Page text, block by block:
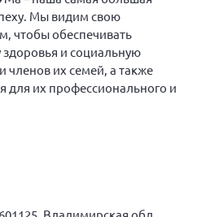
Мы видим свою
чтобы обеспечивать
и социальную
членов их семей, а также
для их профессионального и